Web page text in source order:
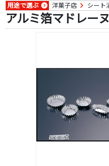
用途で選ぶ 洋菓子店 シート
アルミ箔マドレー